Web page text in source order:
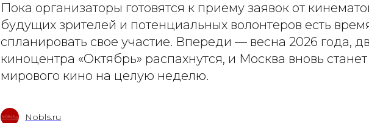
Пока организаторы готовятся к приему заявок от
будущих зрителей и потенциальных волонтеров есть
спланировать свое участие. Впереди — весна 2026 года,
киноцентра «Октябрь» распахнутся, и Москва вновь
мирового кино на целую неделю.
Nobls.ru